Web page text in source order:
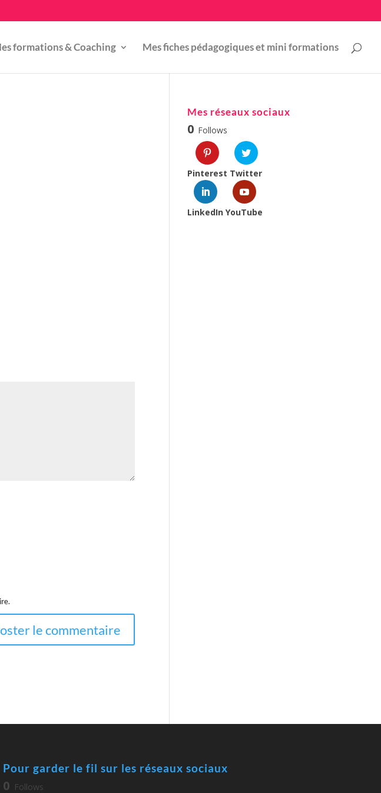
formations & Coaching Mes fiches pédagogiques et mini formations
Mes réseaux sociaux
0 Follows
Pinterest Twitter
LinkedIn YouTube
Pour garder le fil sur les réseaux sociaux
0 Follows